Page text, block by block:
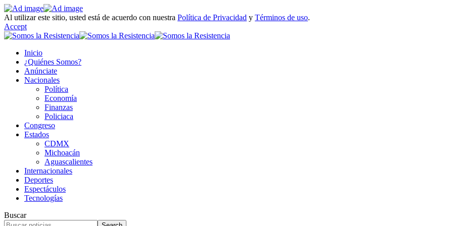
Al utilizar este sitio, usted está de acuerdo con nuestra Política de Privacidad y Términos de uso.
Accept
Inicio
¿Quiénes Somos?
Anúnciate
Nacionales
Política
Economía
Finanzas
Policiaca
Congreso
Estados
CDMX
Michoacán
Aguascalientes
Internacionales
Deportes
Espectáculos
Tecnologías
Buscar